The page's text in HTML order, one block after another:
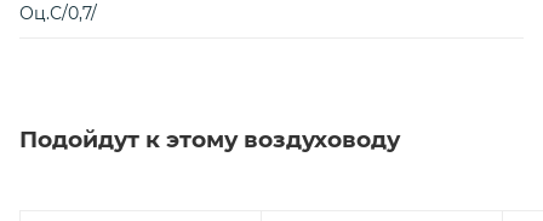
Оц.С/0,7/
Подойдут к этому воздуховоду